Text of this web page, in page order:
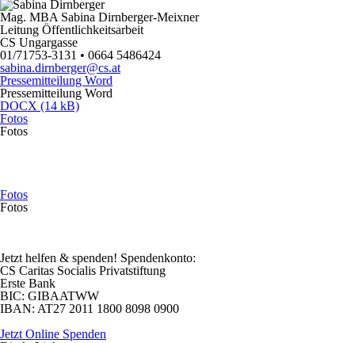
Mag. MBA Sabina Dirnberger-Meixner
Leitung Öffentlichkeitsarbeit
CS Ungargasse
01/71753-3131 • 0664 5486424
sabina.dirnberger@cs.at
Pressemitteilung Word
Pressemitteilung Word
DOCX (14 kB)
Fotos
Fotos
Fotos
Fotos
Jetzt helfen & spenden! Spendenkonto:
CS Caritas Socialis Privatstiftung
Erste Bank
BIC: GIBAATWW
IBAN: AT27 2011 1800 8098 0900
Jetzt Online Spenden